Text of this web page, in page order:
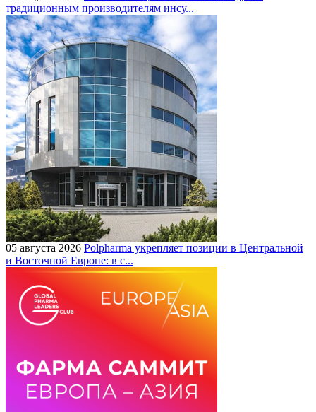
традиционным производителям инсу...
05 августа 2026 Polpharma укрепляет позиции в Центральной
и Восточной Европе: в с...